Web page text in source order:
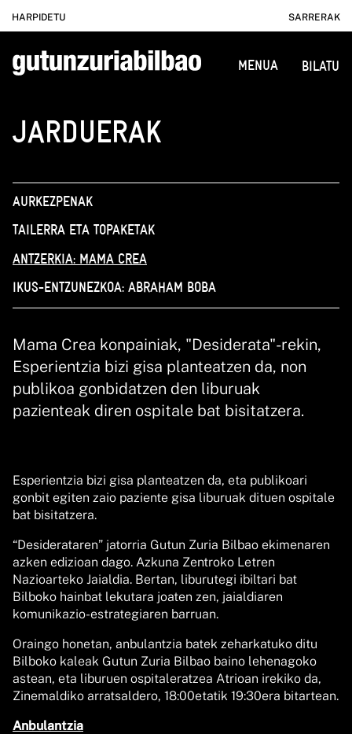
HARPIDETU SARRERAK
MENUA BILATU
JARDUERAK
AURKEZPENAK
TAILERRA ETA TOPAKETAK
ANTZERKIA: MAMA CREA
IKUS-ENTZUNEZKOA: ABRAHAM BOBA
Mama Crea konpainiak, "Desiderata"-rekin,
Esperientzia bizi gisa planteatzen da, non
publikoa gonbidatzen den liburuak
pazienteak diren ospitale bat bisitatzera.
Esperientzia bizi gisa planteatzen da, eta publikoari
gonbit egiten zaio paziente gisa liburuak dituen ospitale
bat bisitatzera.
“Desiderataren” jatorria Gutun Zuria Bilbao ekimenaren
azken edizioan dago. Azkuna Zentroko Letren
Nazioarteko Jaialdia. Bertan, liburutegi ibiltari bat
Bilboko hainbat lekutara joaten zen, jaialdiaren
komunikazio-estrategiaren barruan.
Oraingo honetan, anbulantzia batek zeharkatuko ditu
Bilboko kaleak Gutun Zuria Bilbao baino lehenagoko
astean, eta liburuen ospitaleratzea Atrioan irekiko da,
Zinemaldiko arratsaldero, 18:00etatik 19:30era bitartean.
Anbulantzia